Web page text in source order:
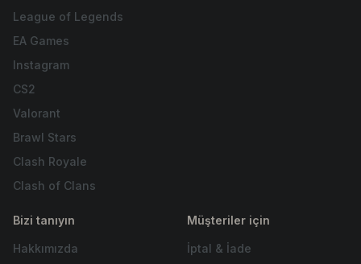
League of Legends
EA Games
Instagram
CS2
Valorant
Brawl Stars
Clash Royale
Clash of Clans
Bizi tanıyın
Hakkımızda
Müşteriler için
İptal & İade